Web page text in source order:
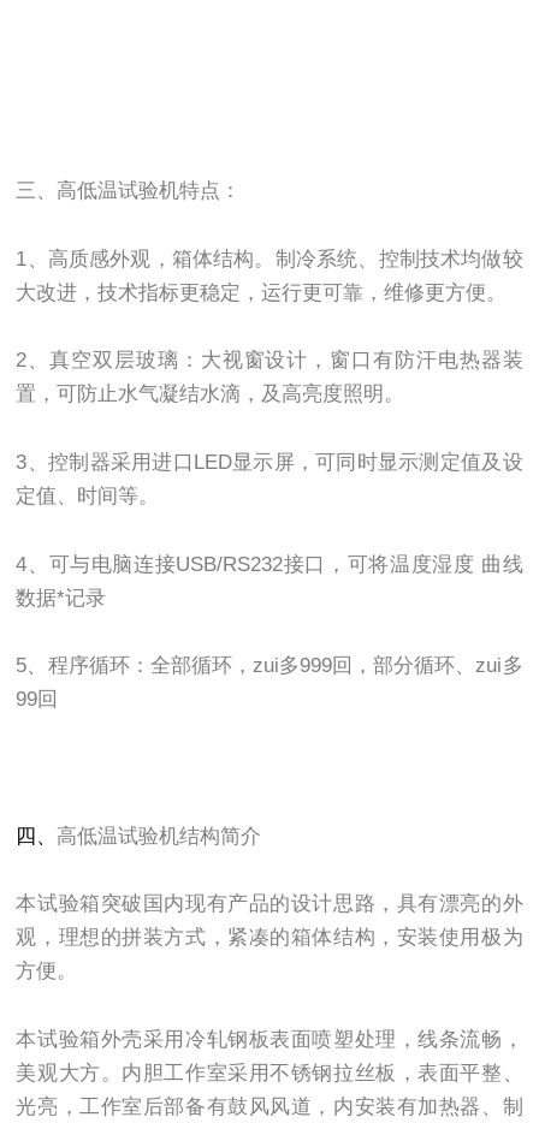
三、高低温试验机特点：
1、高质感外观，箱体结构。制冷系统、控制技术均做较
大改进，技术指标更稳定，运行更可靠，维修更方便。
2、真空双层玻璃：大视窗设计，窗口有防汗电热器装
置，可防止水气凝结水滴，及高亮度照明。
3、控制器采用进口LED显示屏，可同时显示测定值及设
定值、时间等。
4、可与电脑连接USB/RS232接口，可将温度湿度 曲线
数据*记录
5、程序循环：全部循环，zui多999回，部分循环、zui多
99回
四、 高低温试验机结构简介
本试验箱突破国内现有产品的设计思路，具有漂亮的外
观，理想的拼装方式，紧凑的箱体结构，安装使用极为
方便。
本试验箱外壳采用冷轧钢板表面喷塑处理，线条流畅，
美观大方。内胆工作室采用不锈钢拉丝板，表面平整、
光亮，工作室后部备有鼓风风道，内安装有加热器、制